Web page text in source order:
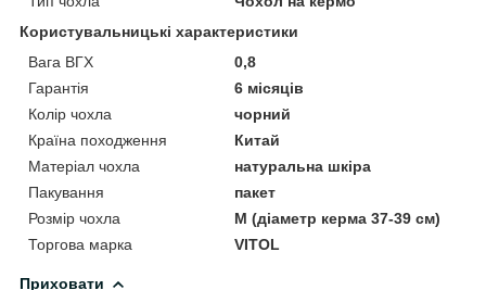
Користувальницькі характеристики
Вага ВГХ
0,8
Гарантія
6 місяців
Колір чохла
чорний
Країна походження
Китай
Матеріал чохла
натуральна шкіра
Пакування
пакет
Розмір чохла
M (діаметр керма 37-39 см)
Торгова марка
VITOL
Приховати